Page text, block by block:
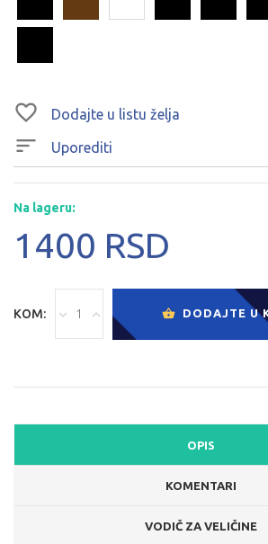
Dodajte u listu želja
Uporediti
Na lageru:
1400 RSD
KOM: DODAJTE U
OPIS
KOMENTARI
VODIČ ZA VELIČINE